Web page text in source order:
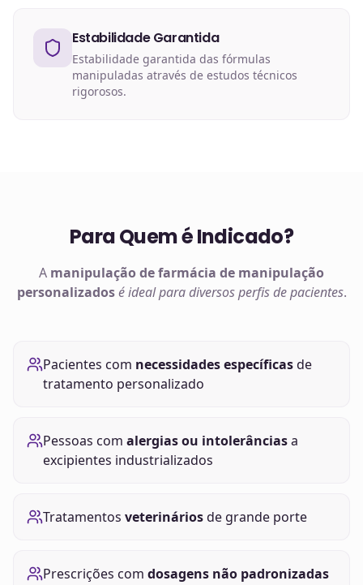
Estabilidade Garantida
Estabilidade garantida das fórmulas
manipuladas através de estudos técnicos
rigorosos.
Para Quem é Indicado?
A manipulação defarmácia de manipulação
personalizados é ideal para diversos perfis de pacientes.
Pacientes com necessidades específicasde
tratamento personalizado
Pessoas com alergias ou intolerânciasa
excipientes industrializados
Tratamentos veterináriosde grande porte
Prescrições com dosagens não padronizadas